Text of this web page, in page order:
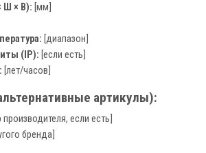
Ш × В): [мм]
[диапазон]
(IP): [если есть]
[лет/часов]
артикулы):
если есть]
бренда]